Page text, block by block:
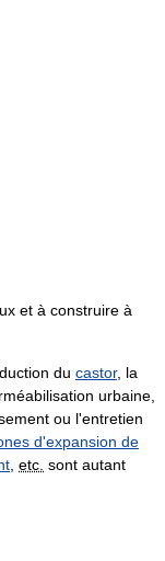
et à construire à
du castor, la
urbaine,
ou l'entretien
d'expansion de
etc. sont autant